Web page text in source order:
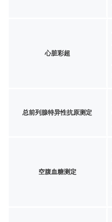
心脏彩超
总前列腺特异性抗原测定
空腹血糖测定